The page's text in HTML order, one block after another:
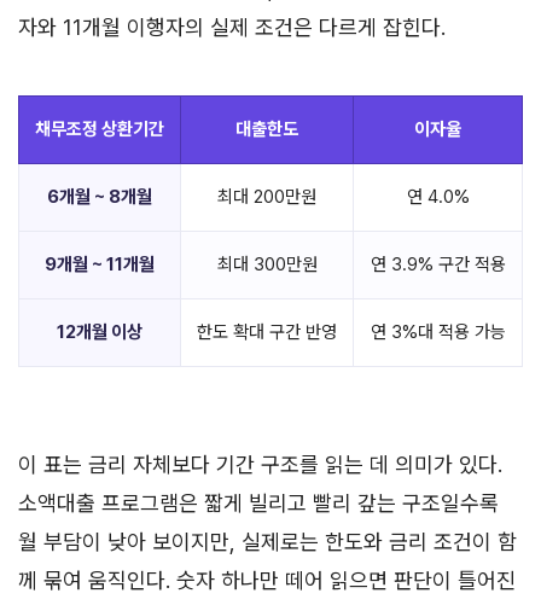
자와 11개월 이행자의 실제 조건은 다르게 잡힌다.
채무조정 상환기간 대출한도 이자율
6개월 ~ 8개월 최대 200만원 연 4.0%
9개월 ~ 11개월 최대 300만원 연 3.9% 구간 적용
12개월 이상 한도 확대 구간 반영 연 3%대 적용 가능
이 표는 금리 자체보다 기간 구조를 읽는 데 의미가 있다.
소액대출 프로그램은 짧게 빌리고 빨리 갚는 구조일수록
월 부담이 낮아 보이지만, 실제로는 한도와 금리 조건이 함
께 묶여 움직인다. 숫자 하나만 떼어 읽으면 판단이 틀어진